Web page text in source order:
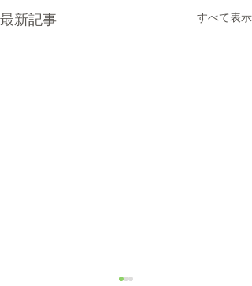
最新記事 すべて表示